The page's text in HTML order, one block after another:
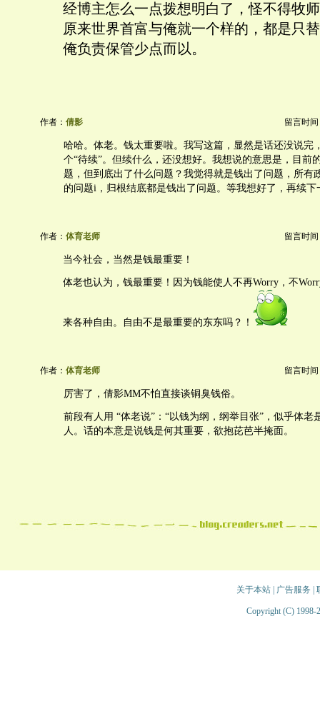
经博主怎么一点拨想明白了，怪不得牧
原来世界首富与俺就一个样的，都是只
俺负责保管少点而以。
作者： 倩影 留言时间
哈哈。体老。钱太重要啦。我写这篇，显然是话还没说完
个“待续”。但续什么，还没想好。我想说的意思是，目前
题，但到底出了什么问题？我觉得就是钱出了问题，所有
的问题i，归根结底都是钱出了问题。等我想好了，再续下
作者： 体育老师 留言时间
当今社会，当然是钱最重要！
体老也认为，钱最重要！因为钱能使人不再Worry，不
来各种自由。自由不是最重要的东东吗？！
作者： 体育老师 留言时间
厉害了，倩影MM不怕直接谈铜臭钱俗。
前段有人用 “体老说”：“以钱为纲，纲举目张”，似乎体老
人。话的本意是说钱是何其重要，欲抱芘芭半掩面。
关于本站| 广告服务
Copyright (C) 1998-